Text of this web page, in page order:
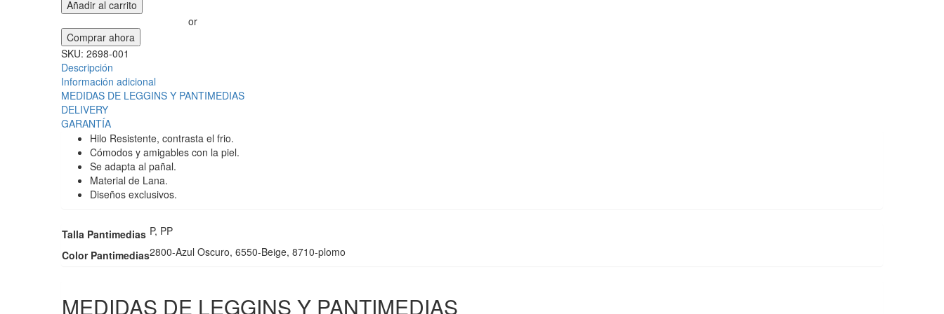
Añadir al carrito
or
Comprar ahora
SKU: 2698-001
Descripción
Información adicional
MEDIDAS DE LEGGINS Y PANTIMEDIAS
DELIVERY
GARANTÍA
Hilo Resistente, contrasta el frio.
Cómodos y amigables con la piel.
Se adapta al pañal.
Material de Lana.
Diseños exclusivos.
Talla Pantimedias P, PP
Color Pantimedias2800-Azul Oscuro, 6550-Beige, 8710-plomo
MEDIDAS DE LEGGINS Y PANTIMEDIAS